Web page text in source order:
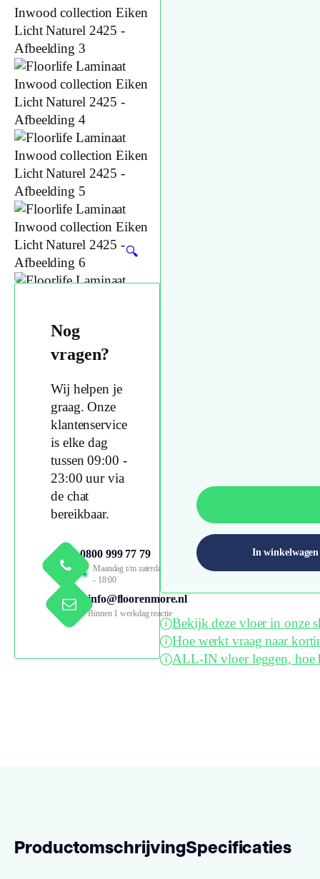
🔍
Nog
vragen?
Wij helpen je
graag. Onze
klantenservice
is elke dag
tussen 09:00 -
23:00 uur via
de chat
bereikbaar.
0800 999 77 79
Maandag t/m zaterdag 09:00
- 18:00
info@floorenmore.nl
Binnen 1 werkdag reactie
In winkelwagen
Bekijk deze vloer in onze
Hoe werkt vraag naar
ALL-IN vloer leggen, hoe
ProductomschrijvingSpecificaties